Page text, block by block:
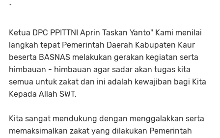
-
Ketua DPC PPITTNI Aprin Taskan Yanto" Kami menilai
langkah tepat Pemerintah Daerah Kabupaten Kaur
beserta BASNAS melakukan gerakan kegiatan serta
himbauan - himbauan agar sadar akan tugas kita
semua untuk zakat dan ini adalah kewajiban bagi Kita
Kepada Allah SWT.
Kita sangat mendukung dengan menggalakkan serta
memaksimalkan zakat yang dilakukan Pemerintah